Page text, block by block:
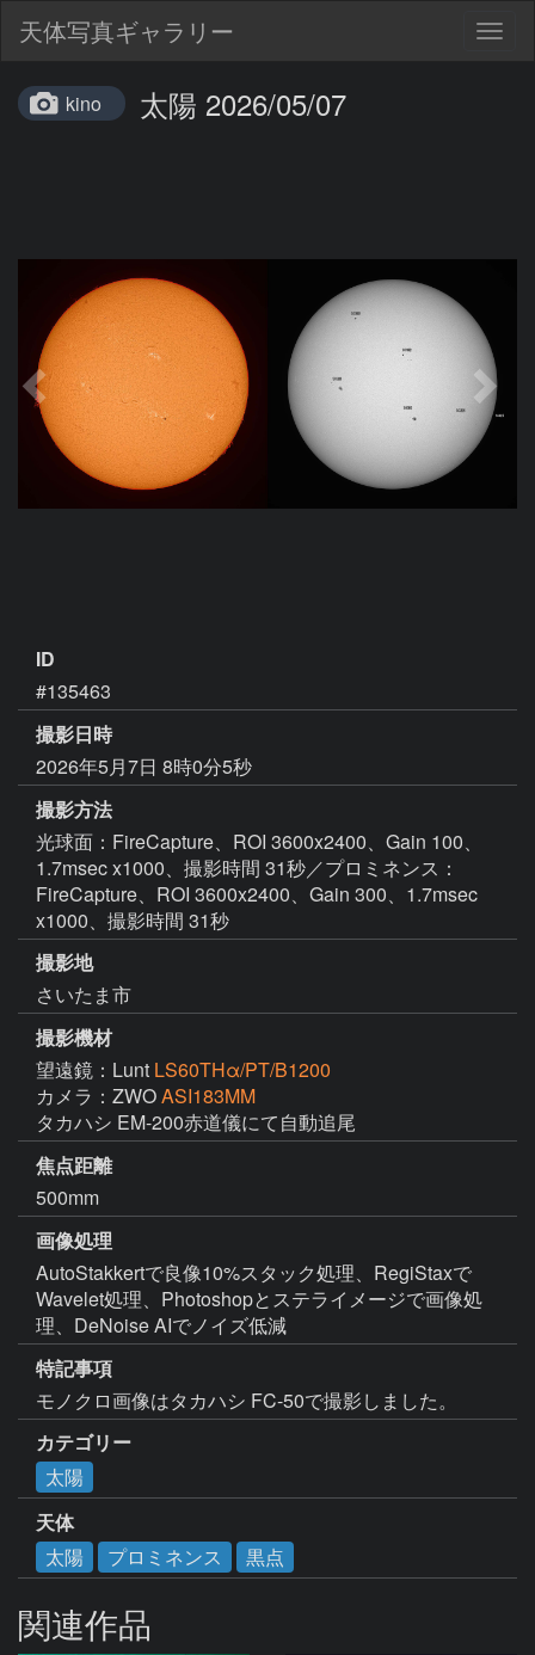
天体写真ギャラリー
kino 太陽 2026/05/07
ID
#135463
撮影日時
2026年5月7日 8時0分5秒
撮影方法
光球面：FireCapture、ROI 3600x2400、Gain 100、
1.7msec x1000、撮影時間 31秒／プロミネンス：
FireCapture、ROI 3600x2400、Gain 300、1.7msec
x1000、撮影時間 31秒
撮影地
さいたま市
撮影機材
望遠鏡：Lunt LS60THα/PT/B1200
カメラ：ZWOASI183MM
タカハシ EM-200赤道儀にて自動追尾
焦点距離
500mm
画像処理
AutoStakkertで良像10%スタック処理、RegiStaxで
Wavelet処理、Photoshopとステライメージで画像処
理、DeNoise AIでノイズ低減
特記事項
モノクロ画像はタカハシ FC-50で撮影しました。
カテゴリー
太陽
天体
太陽
プロミネンス 黒点
関連作品